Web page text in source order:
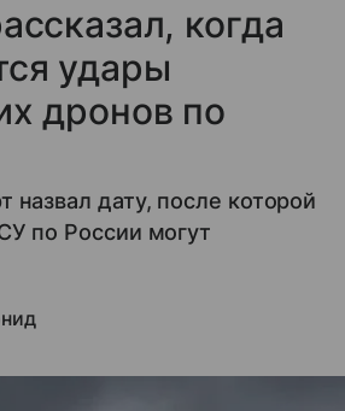
когда
удары
дронов по
назвал дату, после которой
по России могут